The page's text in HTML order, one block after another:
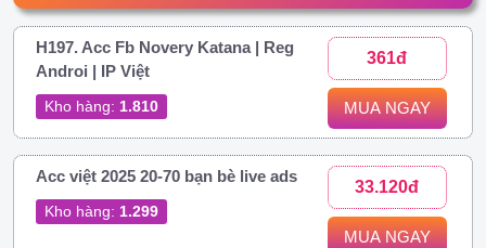
H197. Acc Fb Novery Katana | Reg
Androi | IP Việt
Kho hàng: 1.810
361đ
MUA NGAY
Acc việt 2025 20-70 bạn bè live ads
Kho hàng: 1.299
33.120đ
MUA NGAY